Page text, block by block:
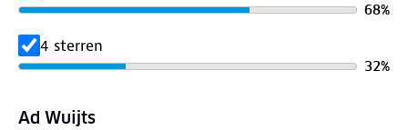
68%
4 sterren
32%
Ad Wuijts